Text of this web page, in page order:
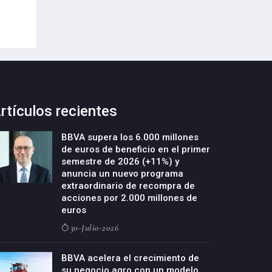
recientes
BBVA supera los 6.000 millones
de euros de beneficio en el primer
semestre de 2026 (+11%) y
anuncia un nuevo programa
extraordinario de recompra de
acciones por 2.000 millones de
euros
30-Julio-2026
BBVA acelera el crecimiento de